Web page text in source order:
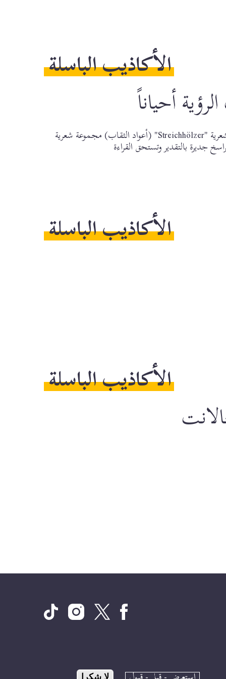
الأكاذيب الباسلة
أحياناً
تُعد مجموعة فابيان لينت الشعرية "Streichhölzer" (أعواد الثقاب) مجموعة شعرية
جديرة بالتقدير وتستحق القراءة
الأكاذيب الباسلة
الأكاذيب الباسلة
لا شكرا